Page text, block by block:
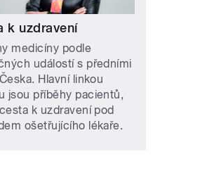
k uzdravení
medicíny podle
událostí s předními
Hlavní linkou
jsou příběhy pacientů,
k uzdravení pod
ošetřujícího lékaře.